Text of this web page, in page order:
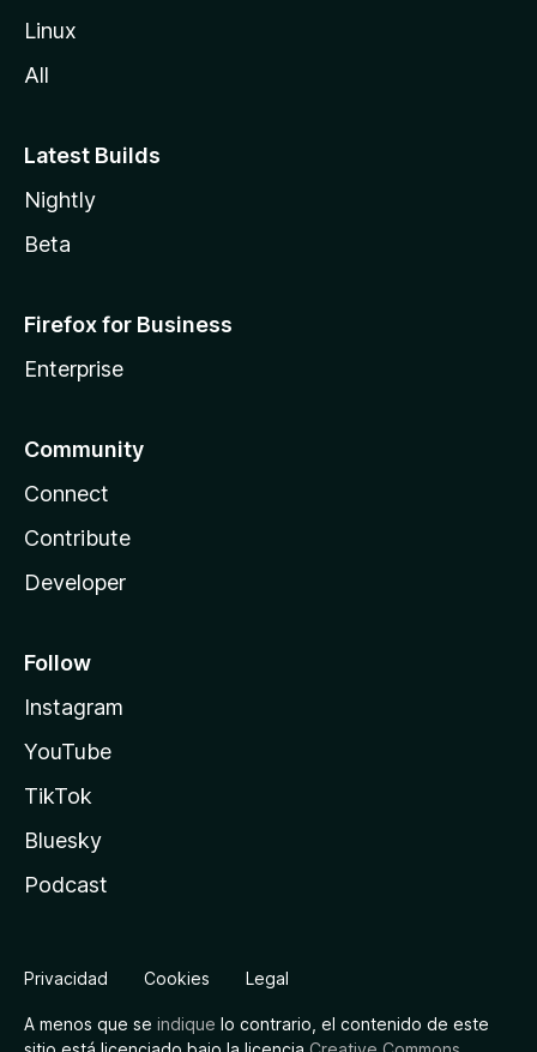
Linux
All
Latest Builds
Nightly
Beta
Firefox for Business
Enterprise
Community
Connect
Contribute
Developer
Follow
Instagram
YouTube
TikTok
Bluesky
Podcast
Privacidad Cookies Legal
A menos que se indique lo contrario, el contenido de este